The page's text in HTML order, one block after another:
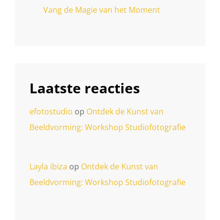
Vang de Magie van het Moment
Laatste reacties
efotostudio op Ontdek de Kunst van
Beeldvorming: Workshop Studiofotografie
Layla ibiza op Ontdek de Kunst van
Beeldvorming: Workshop Studiofotografie